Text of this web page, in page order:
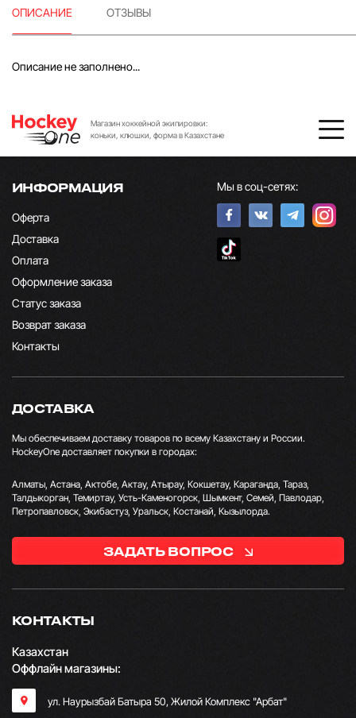
ОПИСАНИЕ ОТЗЫВЫ
Описание не заполнено...
Магазин хоккейной экипировки:
коньки, клюшки, форма в Казахстане
ИНФОРМАЦИЯ
Оферта
Доставка
Оплата
Оформление заказа
Статус заказа
Возврат заказа
Контакты
Мы в соц-сетях:
КОНТАКТЫ
Казахстан
Оффлайн магазины:
ул. Наурызбай Батыра 50, Жилой Комплекс "Арбат"
ДОСТАВКА
Мы обеспечиваем доставку товаров по всему Казахстану и России.
HockeyOne доставляет покупки в городах:
Алматы, Астана, Актобе, Актау, Атырау, Кокшетау, Караганда, Тараз,
Талдыкорган, Темиртау, Усть-Каменогорск, Шымкент, Семей, Павлодар,
Петропавловск, Экибастуз, Уральск, Костанай, Кызылорда.
ЗАДАТЬ ВОПРОС